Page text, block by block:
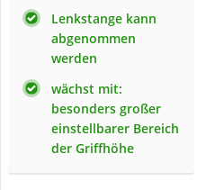
Lenkstange kann
abgenommen
werden
wächst mit:
besonders großer
einstellbarer Bereich
der Griffhöhe